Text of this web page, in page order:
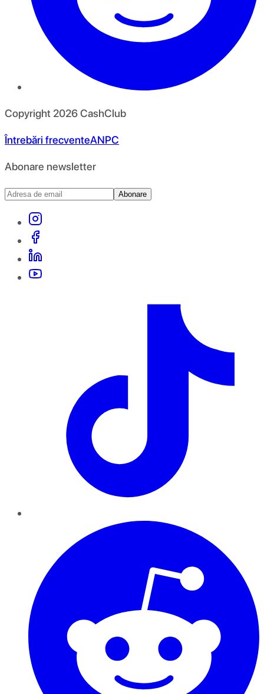
Copyright 2026CashClub
Întrebări frecventeANPC
Abonare newsletter
Abonare